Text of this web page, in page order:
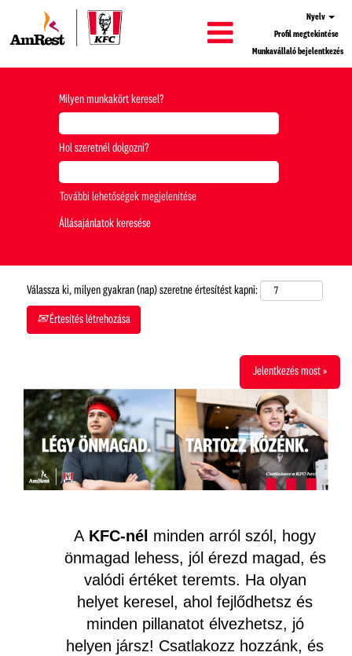
Nyelv
Profil megtekintése
Munkavállaló bejelentkezés
Milyen munkakört keresel?
Hol szeretnél dolgozni?
További lehetőségek megjelenítése
Válassza ki, milyen gyakran (nap) szeretne értesítést kapni:
Értesítés létrehozása
Jelentkezés most »
A KFC-nél minden arról szól, hogy
önmagad lehess, jól érezd magad, és
valódi értéket teremts. Ha olyan
helyet keresel, ahol fejlődhetsz és
minden pillanatot élvezhetsz, jó
helyen jársz! Csatlakozz hozzánk, és